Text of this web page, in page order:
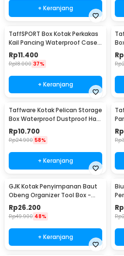
+ Keranjang
TaffSPORT Box Kotak Perkakas
Kail Pancing Waterproof Case -
Q041
Rp11.400
Rp18.000 37%
+ Keranjang
Rp
Rp
Taffware Kotak Pelican Storage
Box Waterproof Dustproof Hard
Case ABS L - G10/J020
Rp10.700
Rp24.900 58%
+ Keranjang
12
Rp
Rp
GJK Kotak Penyimpanan Baut
Obeng Organizer Tool Box -
Z20
Rp26.200
Rp49.900 48%
+ Keranjang
-
Rp
Rp